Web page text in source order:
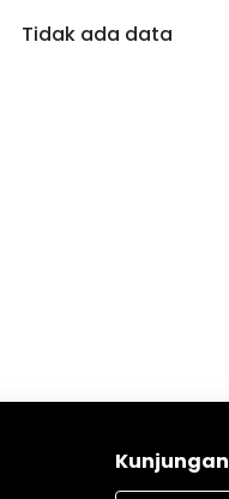
Tidak ada data
Kunjungan